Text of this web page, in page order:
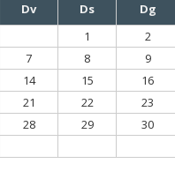
Dv Ds
Dg
1
2
7 8
9
14 15
16
21 22
23
28 29
30